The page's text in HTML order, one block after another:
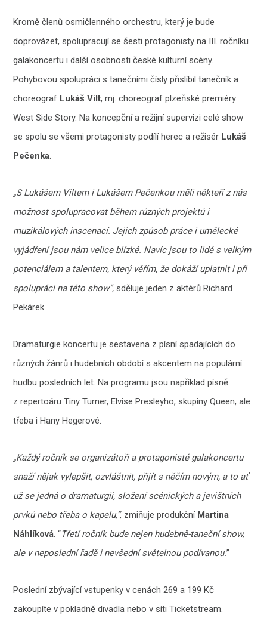
Kromě členů osmičlenného orchestru, který je bude
doprovázet, spolupracují se šesti protagonisty na III. ročníku
galakoncertu i další osobnosti české kulturní scény.
Pohybovou spolupráci s tanečními čísly přislíbil tanečník a
choreograf Lukáš Vilt, mj. choreograf plzeňské premiéry
West Side Story. Na koncepční a režijní supervizi celé show
se spolu se všemi protagonisty podílí herec a režisér Lukáš
Pečenka.
„S Lukášem Viltem i Lukášem Pečenkou měli někteří z nás
možnost spolupracovat během různých projektů i
muzikálových inscenací. Jejich způsob práce i umělecké
vyjádření jsou nám velice blízké. Navíc jsou to lidé s velkým
potenciálem a talentem, který věřím, že dokáží uplatnit i při
spolupráci na této show“, sděluje jeden z aktérů Richard
Pekárek.
Dramaturgie koncertu je sestavena z písní spadajících do
různých žánrů i hudebních období s akcentem na populární
hudbu posledních let. Na programu jsou například písně
z repertoáru Tiny Turner, Elvise Presleyho, skupiny Queen, ale
třeba i Hany Hegerové.
„Každý ročník se organizátoři a protagonisté galakoncertu
snaží nějak vylepšit, ozvláštnit, přijít s něčím novým, a to ať
už se jedná o dramaturgii, složení scénických a jevištních
prvků nebo třeba o kapelu,“, zmiňuje produkční Martina
Náhlíková. “Třetí ročník bude nejen hudebně-taneční show,
ale v neposlední řadě i nevšední světelnou podívanou.”
Poslední zbývající vstupenky v cenách 269 a 199 Kč
zakoupíte v pokladně divadla nebo v síti Ticketstream.